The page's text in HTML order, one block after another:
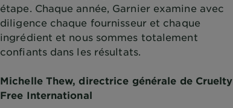
étape. Chaque année, Garnier examine avec
diligence chaque fournisseur et chaque
ingrédient et nous sommes totalement
confiants dans les résultats.
Michelle Thew, directrice générale de Cruelty
Free International